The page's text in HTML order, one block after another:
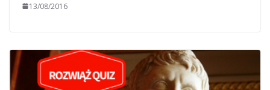
13/08/2016